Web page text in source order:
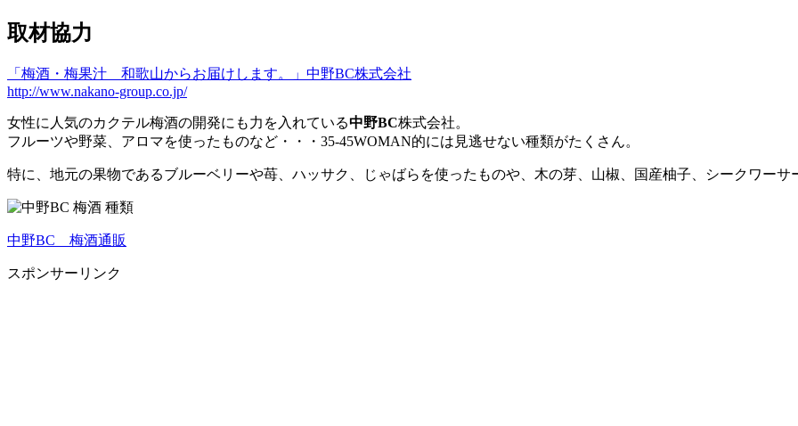
取材協力
「梅酒・梅果汁 和歌山からお届けします。」中野BC株式会社
http://www.nakano-group.co.jp/
女性に人気のカクテル梅酒の開発にも力を入れている中野BC株式会社。
フルーツや野菜、アロマを使ったものなど・・・35-45WOMAN的には見逃せない種類がたくさん。
特に、地元の果物であるブルーベリーや苺、ハッサク、じゃばらを使ったものや、木の芽、山椒、国産柚子、シークワーサ
中野BC 梅酒通販
スポンサーリンク